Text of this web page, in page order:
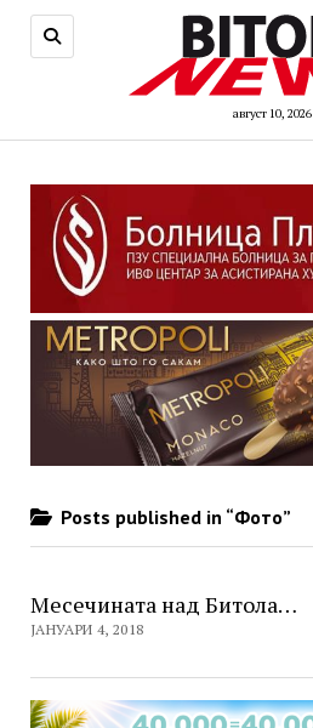
август 10, 2026
Posts published in “Фото”
Месечината над Битола…
ЈАНУАРИ 4, 2018